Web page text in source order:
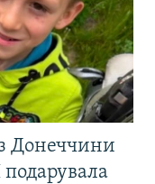
Донеччини
подарувала